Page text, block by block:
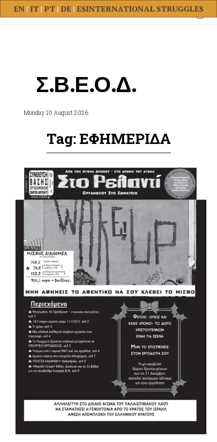
INTERNATIONAL STRUGGLES
EN| IT| PT| DE | ES
Σ.Β.Ε.Ο.Δ.
Monday 10 August 2026
Tag: ΕΦΗΜΕΡΙΔΑ